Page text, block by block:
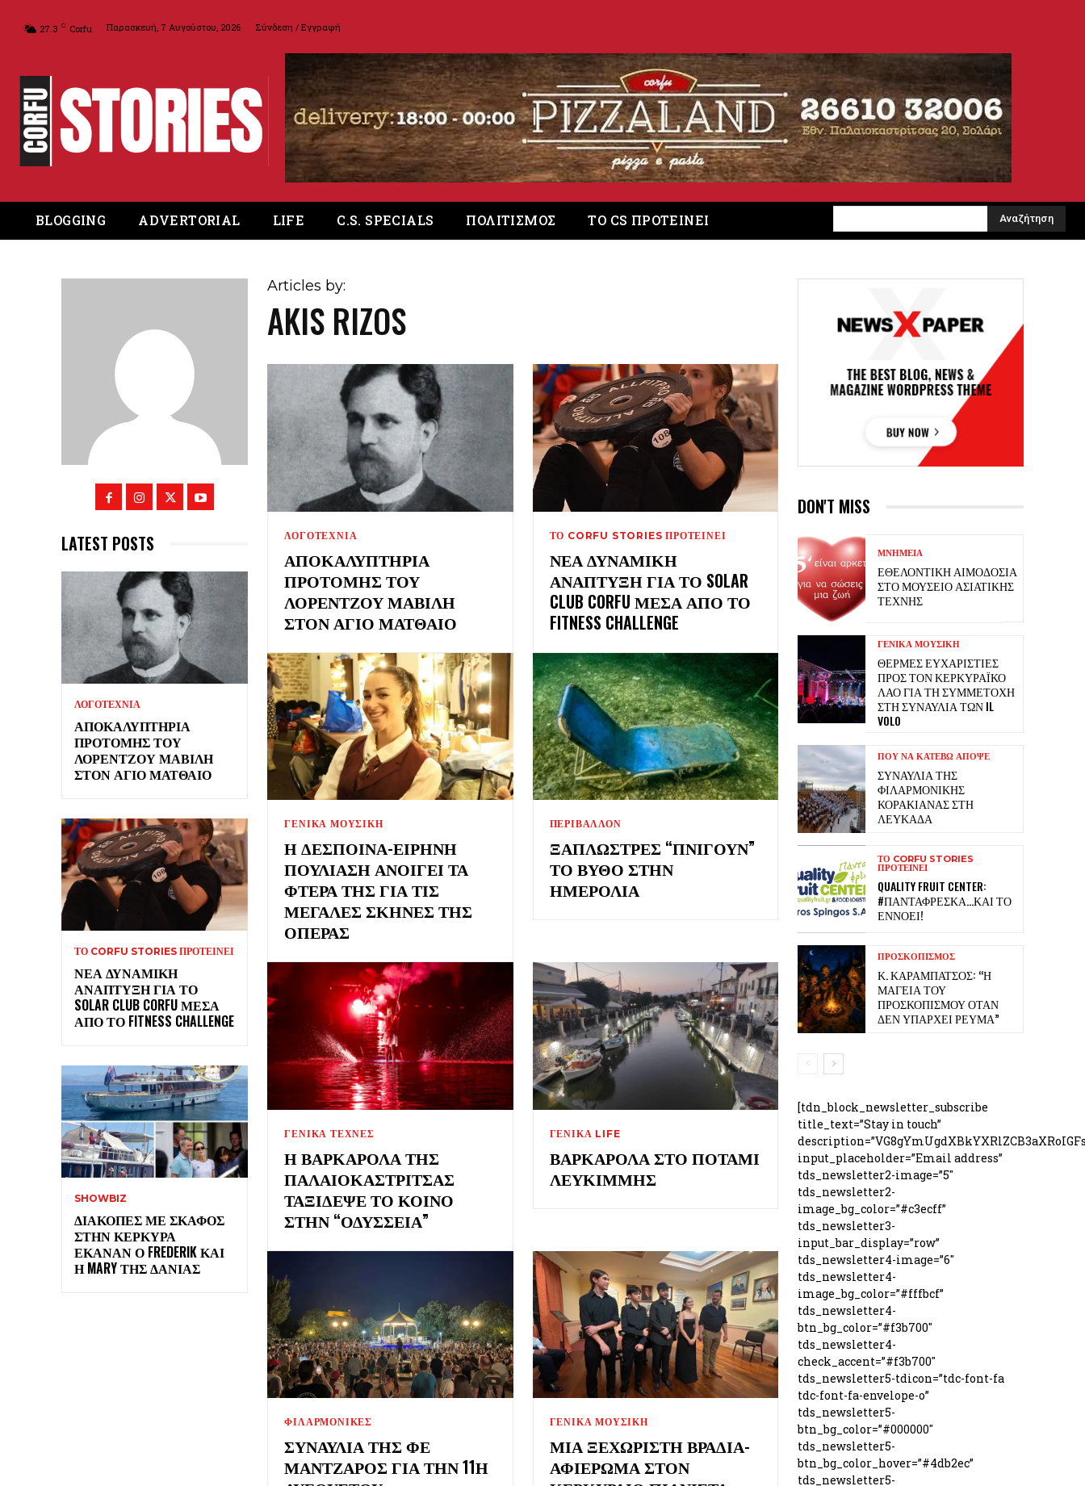
27.3 C Corfu Παρασκευή, 7 Αυγούστου, 2026 Σύνδεση / Εγγραφή
BLOGGING ADVERTORIAL LIFE C.S. SPECIALS ΠΟΛΙΤΙΣΜΟΣ ΤΟ CS ΠΡΟΤΕΙΝΕΙ Αναζήτηση
LATEST POSTS
ΛΟΓΟΤΕΧΝΙΑ
ΑΠΟΚΑΛΥΠΤΉΡΙΑ
ΠΡΟΤΟΜΉΣ ΤΟΥ
ΛΟΡΈΝΤΖΟΥ ΜΑΒΊΛΗ
ΣΤΟΝ ΆΓΙΟ ΜΑΤΘΑΊΟ
ΤΟ CORFU STORIES ΠΡΟΤΕΊΝΕΙ
ΝΈΑ ΔΥΝΑΜΙΚΉ
ΑΝΆΠΤΥΞΗ ΓΙΑ ΤΟ
SOLAR CLUB CORFU ΜΈΣΑ
ΑΠΌ ΤΟ FITNESS CHALLENGE
SHOWBIZ
ΔΙΑΚΟΠΈΣ ΜΕ ΣΚΆΦΟΣ
ΣΤΗΝ ΚΈΡΚΥΡΑ
ΈΚΑΝΑΝ Ο FREDERIK ΚΑΙ
Η MARY ΤΗΣ ΔΑΝΊΑΣ
Articles by:
AKIS RIZOS
ΛΟΓΟΤΕΧΝΙΑ
ΑΠΟΚΑΛΥΠΤΉΡΙΑ
ΠΡΟΤΟΜΉΣ ΤΟΥ
ΛΟΡΈΝΤΖΟΥ ΜΑΒΊΛΗ
ΣΤΟΝ ΆΓΙΟ ΜΑΤΘΑΊΟ
ΤΟ CORFU STORIES ΠΡΟΤΕΊΝΕΙ
ΝΈΑ ΔΥΝΑΜΙΚΉ
ΑΝΆΠΤΥΞΗ ΓΙΑ ΤΟ SOLAR
CLUB CORFU ΜΈΣΑ ΑΠΌ ΤΟ
FITNESS CHALLENGE
ΓΕΝΙΚΑ ΜΟΥΣΙΚΗ
Η ΔΈΣΠΟΙΝΑ-ΕΙΡΉΝΗ
ΠΟΥΛΙΆΣΗ ΑΝΟΊΓΕΙ ΤΑ
ΦΤΕΡΆ ΤΗΣ ΓΙΑ ΤΙΣ
ΜΕΓΆΛΕΣ ΣΚΗΝΈΣ ΤΗΣ
ΌΠΕΡΑΣ
ΠΕΡΙΒΑΛΛΟΝ
ΞΑΠΛΏΣΤΡΕΣ “ΠΝΊΓΟΥΝ”
ΤΟ ΒΥΘΌ ΣΤΗΝ
ΗΜΕΡΟΛΙΆ
ΓΕΝΙΚΑ ΤΕΧΝΕΣ
Η ΒΑΡΚΑΡΌΛΑ ΤΗΣ
ΠΑΛΑΙΟΚΑΣΤΡΊΤΣΑΣ
ΤΑΞΊΔΕΨΕ ΤΟ ΚΟΙΝΌ
ΣΤΗΝ “ΟΔΎΣΣΕΙΑ”
ΓΕΝΙΚΑ LIFE
ΒΑΡΚΑΡΌΛΑ ΣΤΟ ΠΟΤΆΜΙ
ΛΕΥΚΊΜΜΗΣ
ΦΙΛΑΡΜΟΝΙΚΕΣ
ΣΥΝΑΥΛΊΑ ΤΗΣ ΦΕ
ΜΆΝΤΖΑΡΟΣ ΓΙΑ ΤΗΝ 11Η
ΓΕΝΙΚΑ ΜΟΥΣΙΚΗ
ΜΙΑ ΞΕΧΩΡΙΣΤΉ ΒΡΑΔΙΆ-
ΑΦΙΈΡΩΜΑ ΣΤΟΝ
DON'T MISS
ΜΝΗΜΕΙΑ
ΕΘΕΛΟΝΤΙΚΉ ΑΙΜΟΔΟΣΊΑ
ΣΤΟ ΜΟΥΣΕΊΟ ΑΣΙΑΤΙΚΉΣ
ΤΈΧΝΗΣ
ΓΕΝΙΚΑ ΜΟΥΣΙΚΗ
ΘΕΡΜΈΣ ΕΥΧΑΡΙΣΤΊΕΣ
ΠΡΟΣ ΤΟΝ ΚΕΡΚΥΡΑΪΚΌ
ΛΑΌ ΓΙΑ ΤΗ ΣΥΜΜΕΤΟΧΉ
ΣΤΗ ΣΥΝΑΥΛΊΑ ΤΩΝ IL
VOLO
ΠΟΥ ΝΑ ΚΑΤΕΒΩ ΑΠΟΨΕ
ΣΥΝΑΥΛΊΑ ΤΗΣ
ΦΙΛΑΡΜΟΝΙΚΉΣ
ΚΟΡΑΚΙΆΝΑΣ ΣΤΗ
ΛΕΥΚΆΔΑ
ΤΟ CORFU STORIES
ΠΡΟΤΕΊΝΕΙ
QUALITY FRUIT CENTER:
#ΠΆΝΤΑΦΡΈΣΚΑ…ΚΑΙ ΤΟ
ΕΝΝΟΕΊ!
ΠΡΟΣΚΟΠΙΣΜΟΣ
Κ. ΚΑΡΑΜΠΆΤΣΟΣ: “Η
ΜΑΓΕΊΑ ΤΟΥ
ΠΡΟΣΚΟΠΙΣΜΟΎ ΌΤΑΝ
ΔΕΝ ΥΠΆΡΧΕΙ ΡΕΎΜΑ”
[tdn_block_newsletter_subscribe
title_text=”Stay in touch”
input_placeholder=”Email address”
tds_newsletter2-image=”5″
tds_newsletter2-
image_bg_color=”#c3ecff”
tds_newsletter3-
input_bar_display=”row”
tds_newsletter4-image=”6″
tds_newsletter4-
image_bg_color=”#fffbcf”
tds_newsletter4-
btn_bg_color=”#f3b700″
tds_newsletter4-
check_accent=”#f3b700″
tds_newsletter5-tdicon=”tdc-font-fa
tdc-font-fa-envelope-o”
tds_newsletter5-
btn_bg_color=”#000000″
tds_newsletter5-
btn_bg_color_hover=”#4db2ec”
tds_newsletter5-